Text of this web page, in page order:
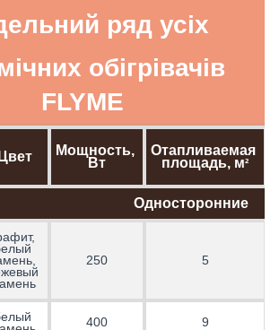
ряд усіх
обігрівачів
FLYME
Цвет
Мощность,
Вт
Отапливаемая
площадь, м²
Односторонние
250 5
400 9